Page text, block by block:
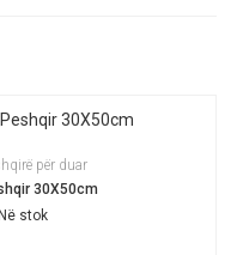
për duar
30X50cm
Në stok